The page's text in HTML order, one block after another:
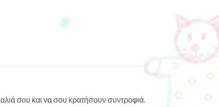
σου και να σου κρατήσουν συντροφιά.